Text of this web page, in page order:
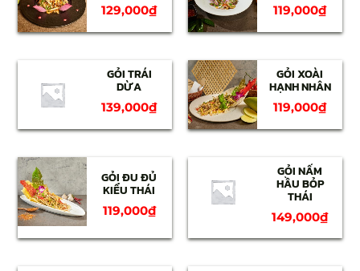
129,000₫ 119,000₫
GỎI TRÁI
DỪA
139,000₫
GỎI XOÀI
HẠNH NHÂN
119,000₫
GỎI ĐU ĐỦ
KIỂU THÁI
119,000₫
GỎI NẤM
HẦU BỎP
THÁI
149,000₫